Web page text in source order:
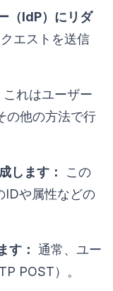
（IdP）にリダ
エストを送信
これはユーザー
の他の方法で行
します：
この
IDや属性などの
す： 通常、ユー
POST）。